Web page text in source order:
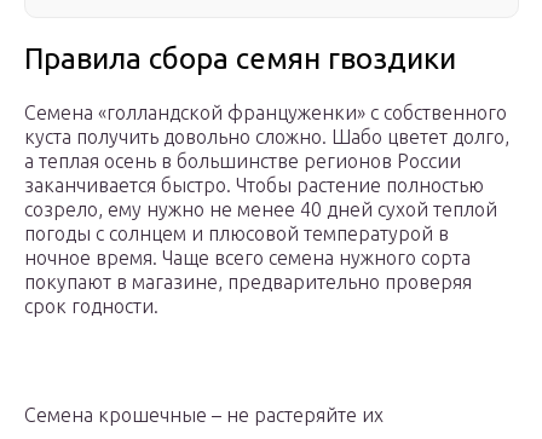
Правила сбора семян гвоздики
Семена «голландской француженки» с собственного
куста получить довольно сложно. Шабо цветет долго,
а теплая осень в большинстве регионов России
заканчивается быстро. Чтобы растение полностью
созрело, ему нужно не менее 40 дней сухой теплой
погоды с солнцем и плюсовой температурой в
ночное время. Чаще всего семена нужного сорта
покупают в магазине, предварительно проверяя
срок годности.
Семена крошечные – не растеряйте их